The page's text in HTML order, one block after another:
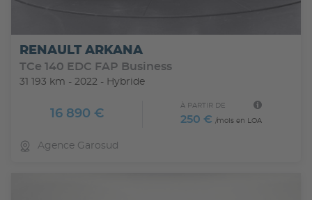
RENAULT ARKANA
TCe 140 EDC FAP Business
31 193 km - 2022 - Hybride
16 890 €
À PARTIR DE
250 € /mois en LOA
Agence Garosud